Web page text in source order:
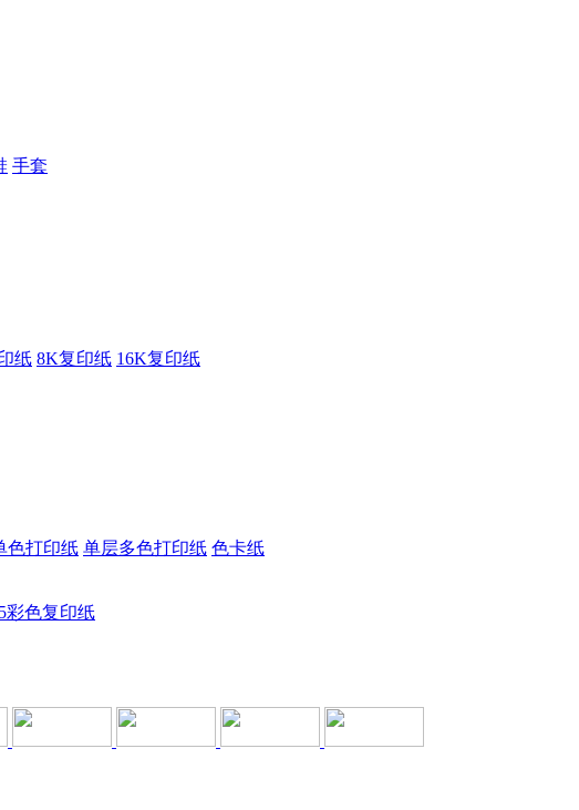
手套
纸 8K复印纸 16K复印纸
色打印纸 单层多色打印纸 色卡纸
彩色复印纸